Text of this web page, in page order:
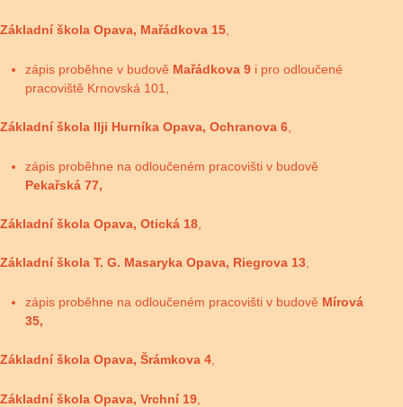
Základní škola Opava, Mařádkova 15,
zápis proběhne v budově Mařádkova 9 i pro odloučené
pracoviště Krnovská 101,
Základní škola Ilji Hurníka Opava, Ochranova 6,
zápis proběhne na odloučeném pracovišti v budově
Pekařská 77,
Základní škola Opava, Otická 18
Základní škola T. G. Masaryka Opava, Riegrova 13,
zápis proběhne na odloučeném pracovišti v budově Mírová
35,
Základní škola Opava, Šrámkova 4,
Základní škola Opava, Vrchní 19